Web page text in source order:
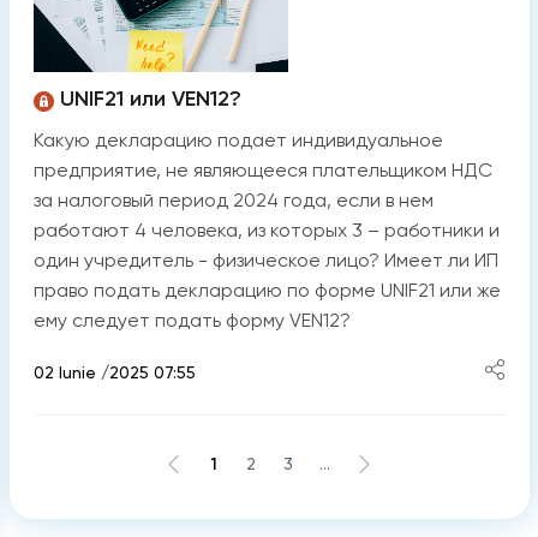
UNIF21 или VEN12?
Какую декларацию подает индивидуальное
предприятие, не являющееся плательщиком НДС
за налоговый период 2024 года, если в нем
работают 4 человека, из которых 3 – работники и
один учредитель - физическое лицо? Имеет ли ИП
право подать декларацию по форме UNIF21 или же
ему следует подать форму VEN12?
02 Iunie /2025 07:55
1 2 3 ...